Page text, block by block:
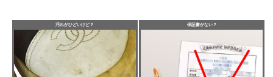
汚れがひどいけど？ 保証書がない？